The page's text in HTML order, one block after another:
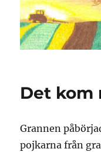
Det kom
Grannen
pojkarna från